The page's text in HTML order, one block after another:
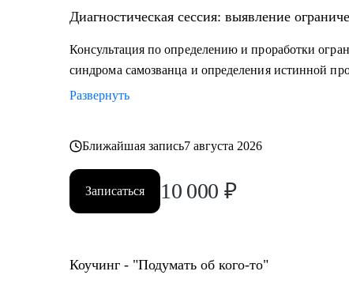
Диагностическая сессия: выявление
Консультация по определению и проработки
синдрома самозванца и определения истинной
Развернуть
Ближайшая запись7 августа 2026
Записаться 10 000 ₽
Коучинг - "Подумать об кого-то"